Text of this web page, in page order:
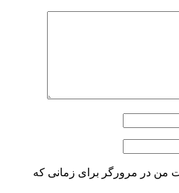
من در مرورگر برای زمانی که